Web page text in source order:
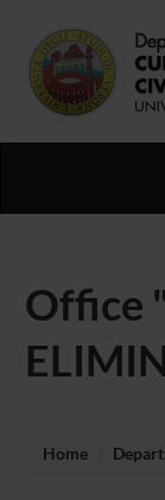
Office
Home